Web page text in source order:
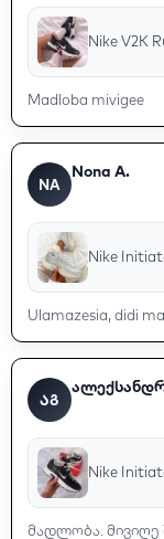
Nike V2K
Madloba mivigee
NA
Nona A.
Nike
Ulamazesia, didi
ᲐᲒ
Nike
მადლობა. მივიღე